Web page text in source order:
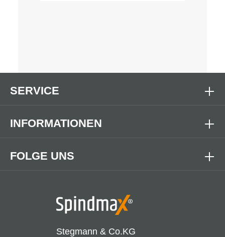
Stegmann & Co.KG
FOLGE UNS
SERVICE
INFORMATIONEN